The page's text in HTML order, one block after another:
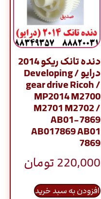
دنده تانک ریکو 2014
درایو / Developing
gear drive Ricoh /
MP2014 M2700
M2701 M2702 /
AB01-7869
AB017869 AB01
7869
220,000تومان
افزودن به سبد خرید